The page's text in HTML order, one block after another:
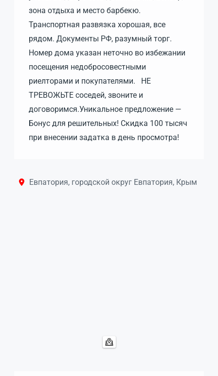
зона отдыха и место барбекю.
Транспортная развязка хорошая, все
рядом. Документы РФ, разумный торг.
Номер дома указан неточно во избежании
посещения недобросовестными
риелторами и покупателями. НЕ
ТРЕВОЖЬТЕ соседей, звоните и
договоримся.Уникальное предложение —
Бонус для решительных! Скидка 100 тысяч
при внесении задатка в день просмотра!
Евпатория, городской округ Евпатория, Крым